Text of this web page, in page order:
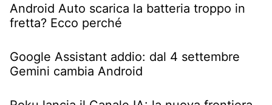
Android Auto scarica la batteria troppo in
fretta? Ecco perché
Google Assistant addio: dal 4 settembre
Gemini cambia Android